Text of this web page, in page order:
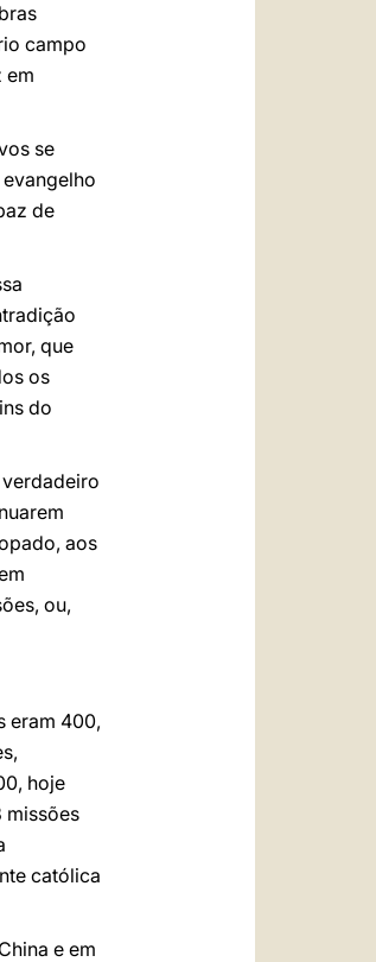
campo
em
se
de
que
os
do
aos
ou,
eram 400,
hoje
missões
católica
e em